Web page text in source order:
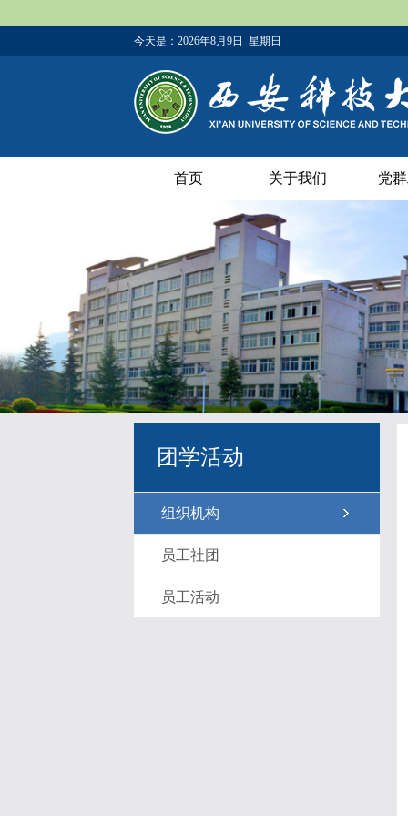
今天是： 2026年8月9日 星期日
首页 关于我们 党
团学活动
组织机构
员工社团
员工活动